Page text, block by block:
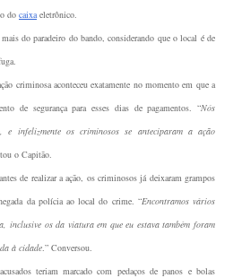
do caixa eletrônico.
do paradeiro do bando, considerando que o local é de
criminosa aconteceu exatamente no momento em que a
de segurança para esses dias de pagamentos. “Nós
e infelizmente os criminosos se anteciparam a ação
o Capitão.
de realizar a ação, os criminosos já deixaram grampos
da polícia ao local do crime. “Encontramos vários
inclusive os da viatura em que eu estava também foram
à cidade .” Conversou.
teriam marcado com pedaços de panos e bolas